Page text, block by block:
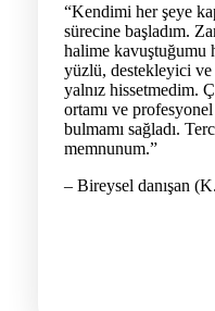
“Kendimi her şeye
sürecine başladım.
halime kavuştuğumu
yüzlü, destekleyici ve
yalnız hissetmedim.
ortamı ve
bulmamı sağladı.
memnunum.”
– Bireysel danışan